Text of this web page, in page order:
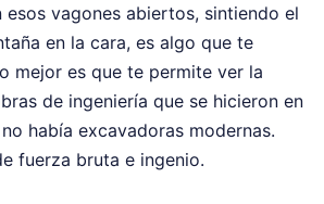
esos vagones abiertos, sintiendo el
en la cara, es algo que te
mejor es que te permite ver la
de ingeniería que se hicieron en
había excavadoras modernas.
fuerza bruta e ingenio.